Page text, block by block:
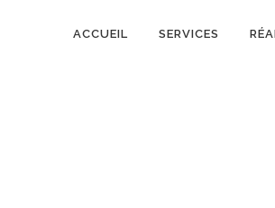
ACCUEIL SERVICES